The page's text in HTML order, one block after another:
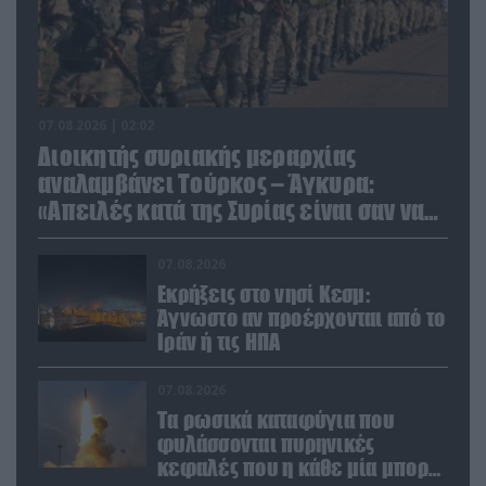
Διοικητής συριακής μεραρχίας
αναλαμβάνει Τούρκος – Άγκυρα:
«Απειλές κατά της Συρίας είναι σαν να
απειλούν εμάς»
Εκρήξεις στο νησί Κεσμ:
Άγνωστο αν προέρχονται από το
Ιράν ή τις ΗΠΑ
Τα ρωσικά καταφύγια που
φυλάσσονται πυρηνικές
κεφαλές που η κάθε μία μπορεί